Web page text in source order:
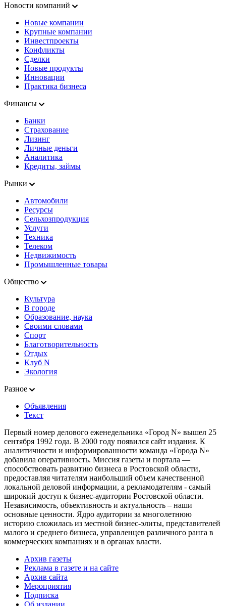
Новости компаний
Новые компании
Крупные компании
Инвестпроекты
Конфликты
Сделки
Новые продукты
Инновации
Практика бизнеса
Финансы
Банки
Страхование
Лизинг
Личные деньги
Аналитика
Кредиты, займы
Рынки
Автомобили
Ресурсы
Сельхозпродукция
Услуги
Техника
Телеком
Недвижимость
Промышленные товары
Общество
Культура
В городе
Образование, наука
Своими словами
Спорт
Благотворительность
Отдых
Клуб N
Экология
Разное
Объявления
Текст
Первый номер делового еженедельника «Город N» вышел 25
сентября 1992 года. В 2000 году появился сайт издания. К
аналитичности и информированности команда «Города N»
добавила оперативность. Миссия газеты и портала —
способствовать развитию бизнеса в Ростовской области,
предоставляя читателям наибольший объем качественной
локальной деловой информации, а рекламодателям - самый
широкий доступ к бизнес-аудитории Ростовской области.
Независимость, объективность и актуальность – наши
основные ценности. Ядро аудитории за многолетнюю
историю сложилась из местной бизнес-элиты, представителей
малого и среднего бизнеса, управленцев различного ранга в
коммерческих компаниях и в органах власти.
Архив газеты
Реклама в газете и на сайте
Архив сайта
Мероприятия
Подписка
Об издании